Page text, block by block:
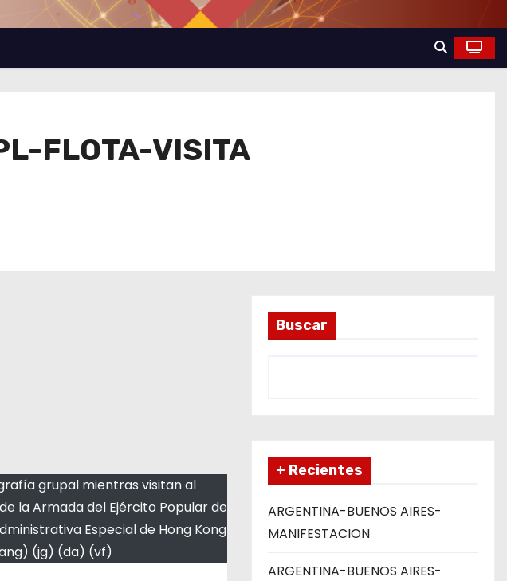
FLOTA-VISITA
grupal mientras visitan al
la Armada del Ejército Popular de
Especial de Hong Kong
(jg) (da) (vf)
Buscar
+ Recientes
ARGENTINA-BUENOS AIRES-
MANIFESTACION
ARGENTINA-BUENOS AIRES-